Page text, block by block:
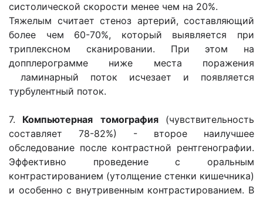
систолической скорости менее чем на 20%.
Тяжелым считает стеноз артерий, составляющий
более чем 60-70%, который выявляется при
триплексном сканировании. При этом на
допплерограмме ниже места поражения
ламинарный поток исчезает и появляется
турбулентный поток.
7. Компьютерная томография (чувствительность
составляет 78-82%) - второе наилучшее
обследование после контрастной рентгенографии.
Эффективно проведение с оральным
контрастированием (утолщение стенки кишечника)
и особенно с внутривенным контрастированием. В